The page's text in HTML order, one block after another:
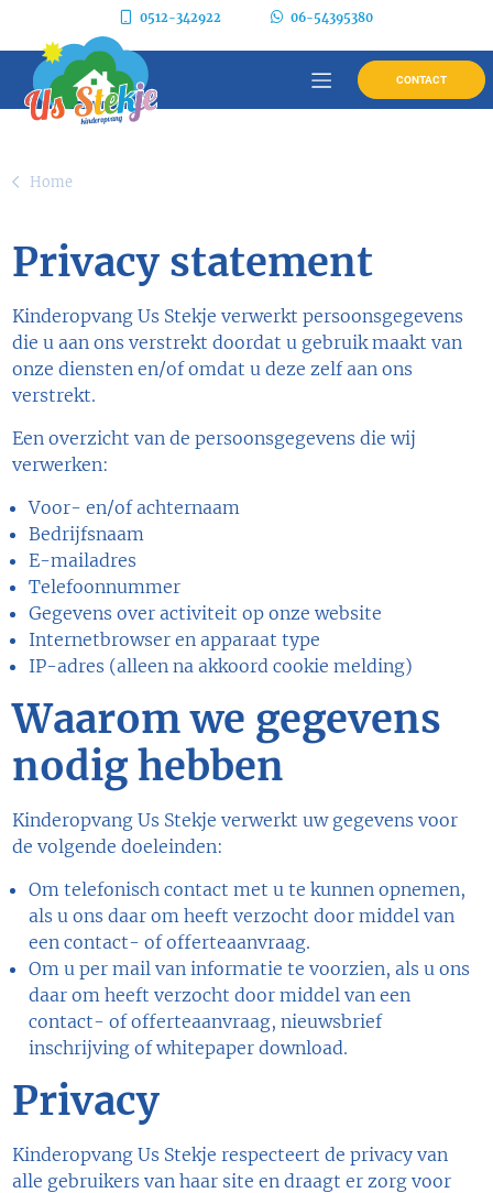
0512-342922 06-54395380
CONTACT
Home
Privacy statement
Kinderopvang Us Stekje verwerkt persoonsgegevens
die u aan ons verstrekt doordat u gebruik maakt van
onze diensten en/of omdat u deze zelf aan ons
verstrekt.
Een overzicht van de persoonsgegevens die wij
verwerken:
Voor- en/of achternaam
Bedrijfsnaam
E-mailadres
Telefoonnummer
Gegevens over activiteit op onze website
Internetbrowser en apparaat type
IP-adres (alleen na akkoord cookie melding)
Waarom we gegevens
nodig hebben
Kinderopvang Us Stekje verwerkt uw gegevens voor
de volgende doeleinden:
Om telefonisch contact met u te kunnen opnemen,
als u ons daar om heeft verzocht door middel van
een contact- of offerteaanvraag.
Om u per mail van informatie te voorzien, als u ons
daar om heeft verzocht door middel van een
contact- of offerteaanvraag, nieuwsbrief
inschrijving of whitepaper download.
Privacy
Kinderopvang Us Stekje respecteert de privacy van
alle gebruikers van haar site en draagt er zorg voor